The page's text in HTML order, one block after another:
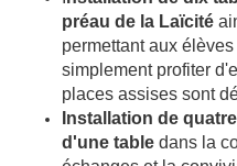
préau de la Laïcité
permettant aux
simplement profiter
places assises sont
Installation de
d'une table dans la